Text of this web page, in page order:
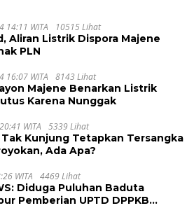
14:11 WITA 10515 Lihat
Aliran Listrik Dispora Majene
PLN
16:07 WITA 8143 Lihat
Majene Benarkan Listrik
Karena Nunggak
WITA 5339 Lihat
Kunjung Tetapkan Tersangka
Ada Apa?
WITA 4469 Lihat
Puluhan Baduta
Pemberian UPTD DPPKB